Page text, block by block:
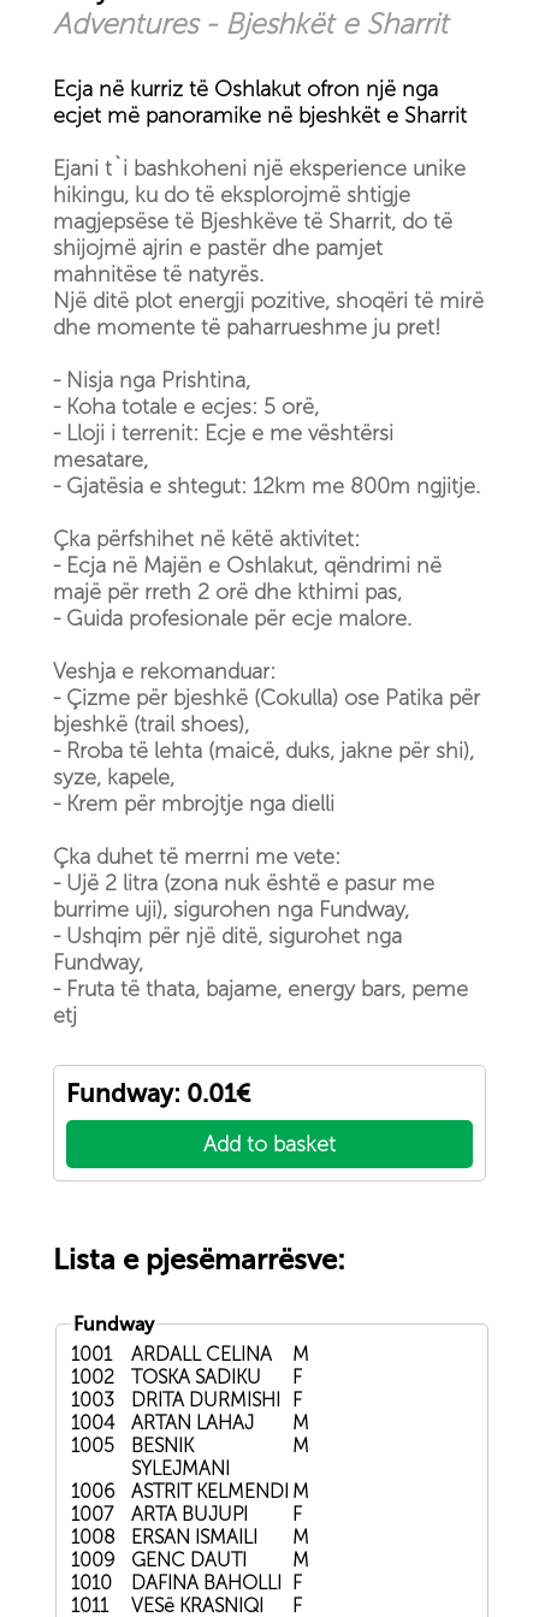
Adventures - Bjeshkët e Sharrit
Ecja në kurriz të Oshlakut ofron një nga
ecjet më panoramike në bjeshkët e Sharrit
Ejani t`i bashkoheni një eksperience unike
hikingu, ku do të eksplorojmë shtigje
magjepsëse të Bjeshkëve të Sharrit, do të
shijojmë ajrin e pastër dhe pamjet
mahnitëse të natyrës.
Një ditë plot energji pozitive, shoqëri të mirë
dhe momente të paharrueshme ju pret!
- Nisja nga Prishtina,
- Koha totale e ecjes: 5 orë,
- Lloji i terrenit: Ecje e me vështërsi
mesatare,
- Gjatësia e shtegut: 12km me 800m ngjitje.
Çka përfshihet në këtë aktivitet:
- Ecja në Majën e Oshlakut, qëndrimi në
majë për rreth 2 orë dhe kthimi pas,
- Guida profesionale për ecje malore.
Veshja e rekomanduar:
- Çizme për bjeshkë (Cokulla) ose Patika për
bjeshkë (trail shoes),
- Rroba të lehta (maicë, duks, jakne për shi),
syze, kapele,
- Krem për mbrojtje nga dielli
Çka duhet të merrni me vete:
- Ujë 2 litra (zona nuk është e pasur me
burrime uji), sigurohen nga Fundway,
- Ushqim për një ditë, sigurohet nga
Fundway,
- Fruta të thata, bajame, energy bars, peme
etj
Fundway: 0.01€
Add to basket
Lista e pjesëmarrësve:
Fundway
1001
ARDALL CELINA
M
1002
TOSKA SADIKU
F
1003
DRITA DURMISHI
F
1004
ARTAN LAHAJ
M
1005
BESNIK
SYLEJMANI
M
1006
ASTRIT KELMENDI M
1007
ARTA BUJUPI
F
1008
ERSAN ISMAILI
M
1009
GENC DAUTI
M
1010
DAFINA BAHOLLI F
1011
VESë KRASNIQI
F